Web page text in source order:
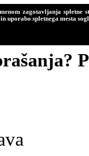
zagotavljanja
uporabo spletnega mesta